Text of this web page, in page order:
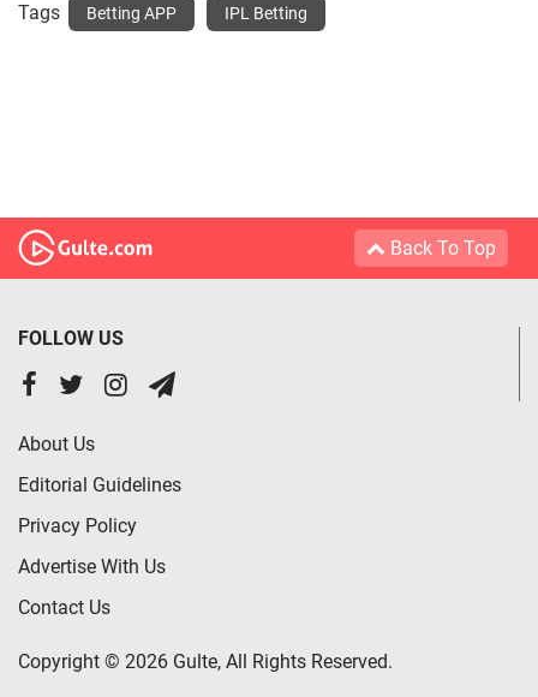
Tags Betting APP IPL Betting
Back To Top
FOLLOW US
About Us
Editorial Guidelines
Privacy Policy
Advertise With Us
Contact Us
Copyright © 2026 Gulte, All Rights Reserved.